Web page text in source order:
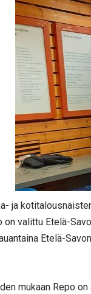
ja
on valittu Etelä-
Etelä-
mukaan Repo